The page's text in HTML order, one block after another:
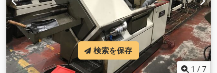
1 /7
検索を保存